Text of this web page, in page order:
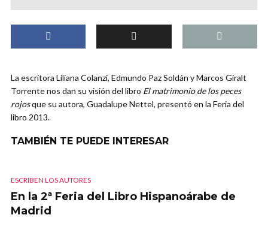
La escritora Liliana Colanzi, Edmundo Paz Soldán y Marcos Giralt
Torrente nos dan su visión del libro El matrimonio de los peces
rojosque su autora, Guadalupe Nettel, presentó en la Feria del
libro 2013.
TAMBIÉN TE PUEDE INTERESAR
ESCRIBEN LOS AUTORES
En la 2ª Feria del Libro Hispanoárabe de
Madrid